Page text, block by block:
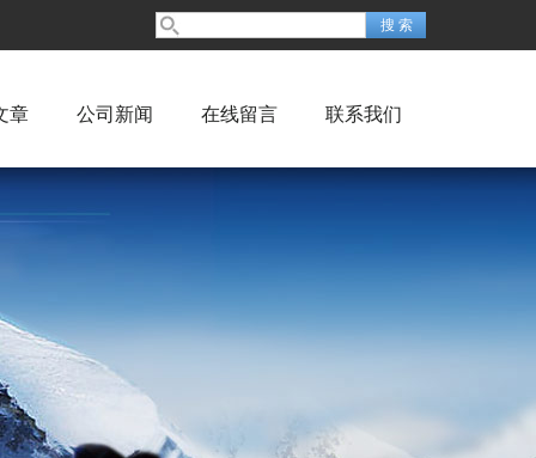
章 公司新闻 在线留言 联系我们